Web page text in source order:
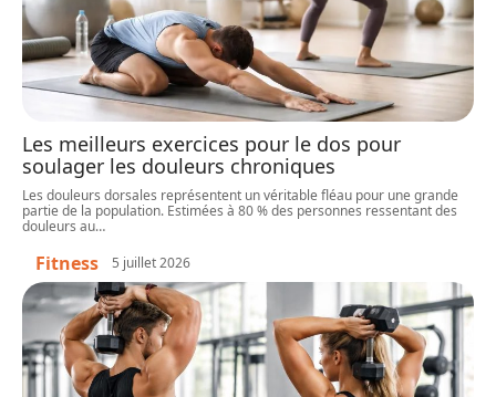
Les meilleurs exercices pour le dos pour
soulager les douleurs chroniques
Les douleurs dorsales représentent un véritable fléau pour une grande
partie de la population. Estimées à 80 % des personnes ressentant des
douleurs au…
Fitness 5 juillet 2026